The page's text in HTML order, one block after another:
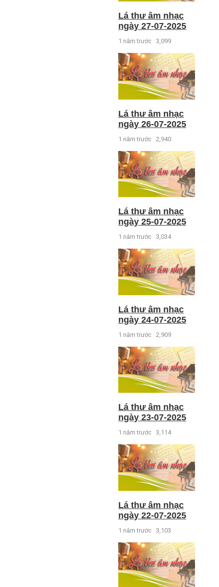
Lá thư âm nhạc
ngày 27-07-2025
1 năm trước 3,099
Lá thư âm nhạc
ngày 26-07-2025
1 năm trước 2,940
Lá thư âm nhạc
ngày 25-07-2025
1 năm trước 3,034
Lá thư âm nhạc
ngày 24-07-2025
1 năm trước 2,909
Lá thư âm nhạc
ngày 23-07-2025
1 năm trước 3,114
Lá thư âm nhạc
ngày 22-07-2025
1 năm trước 3,103